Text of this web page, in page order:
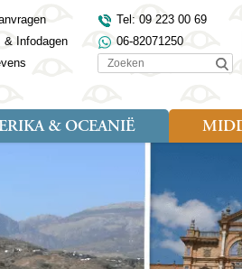
& Infodagen
Tel: 09 223 00 69
06-82071250
Zoeken
Noorwegen
Polen
Portugal
Roemenië
Mongolië
Nepal
Oezbekistan
Singapore
& OCEANIË
Australië
Canada
Nieuw-Zeeland
Verenigde Staten
Familiereis (9)
Fietsreis (1)
Wandelreis (3)
Cultuur (8)